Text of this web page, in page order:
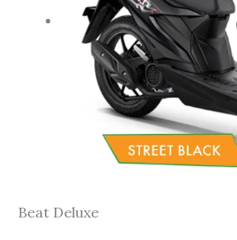
Beat Deluxe